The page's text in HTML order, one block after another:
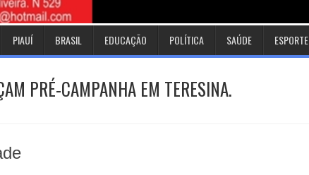
PIAUÍ BRASIL EDUCAÇÃO POLÍTICA SAÚDE ESPORTE
PRÉ-CAMPANHA EM TERESINA.